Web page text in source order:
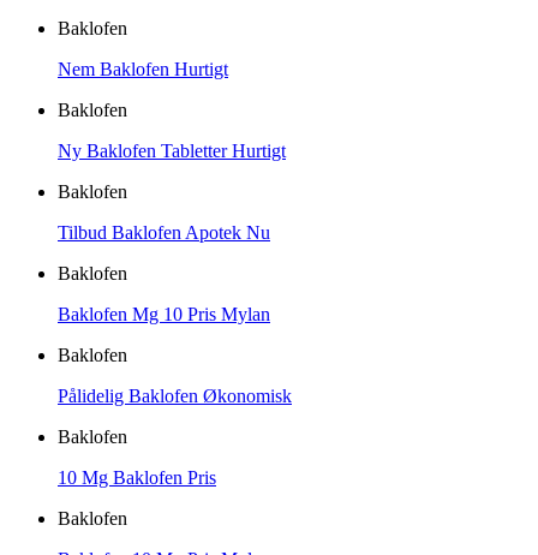
Baklofen
Nem Baklofen Hurtigt
Baklofen
Ny Baklofen Tabletter Hurtigt
Baklofen
Tilbud Baklofen Apotek Nu
Baklofen
Baklofen Mg 10 Pris Mylan
Baklofen
Pålidelig Baklofen Økonomisk
Baklofen
10 Mg Baklofen Pris
Baklofen